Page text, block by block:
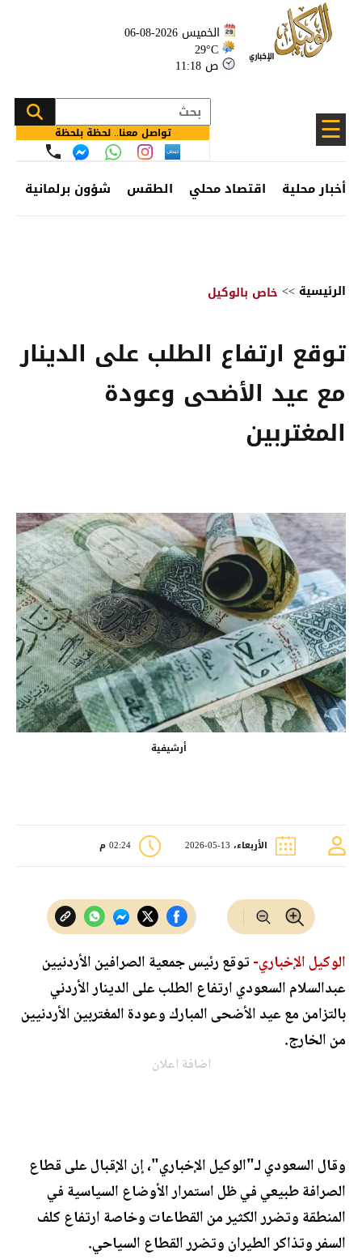
الخميس 2026-08-06
29°C
11:18 ص
☰ تواصل معنا.. لحظة بلحظة
أخبار محلية اقتصاد محلي الطقس شؤون برلمانية
الرئيسية >> خاص بالوكيل
توقع ارتفاع الطلب على الدينار
مع عيد الأضحى وعودة
المغتربين
أرشيفية
الأربعاء، 13-05-2026 02:24 م
الوكيل الإخباري-توقع رئيس جمعية الصرافين الأردنيين
عبدالسلام السعودي ارتفاع الطلب على الدينار الأردني
بالتزامن مع عيد الأضحى المبارك وعودة المغتربين الأردنيين
من الخارج.
اضافة اعلان
وقال السعودي لـ"الوكيل الإخباري"، إن الإقبال على قطاع
الصرافة طبيعي في ظل استمرار الأوضاع السياسية في
المنطقة وتضرر الكثير من القطاعات وخاصة ارتفاع كلف
السفر وتذاكر الطيران وتضرر القطاع السياحي.